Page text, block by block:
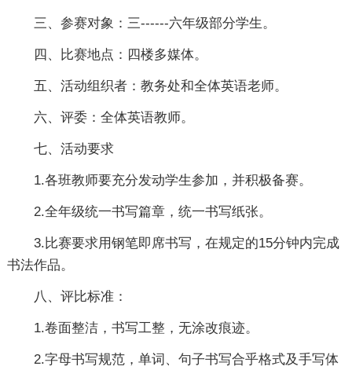
三、参赛对象：三------六年级部分学生。
四、比赛地点：四楼多媒体。
五、活动组织者：教务处和全体英语老师。
六、评委：全体英语教师。
七、活动要求
1.各班教师要充分发动学生参加，并积极备赛。
2.全年级统一书写篇章，统一书写纸张。
3.比赛要求用钢笔即席书写，在规定的15分钟内完成
书法作品。
八、评比标准：
1.卷面整洁，书写工整，无涂改痕迹。
2.字母书写规范，单词、句子书写合乎格式及手写体